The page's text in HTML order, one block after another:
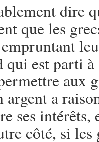
dire
que les
est parti à
aux
argent a
ses intérêts,
côté, si